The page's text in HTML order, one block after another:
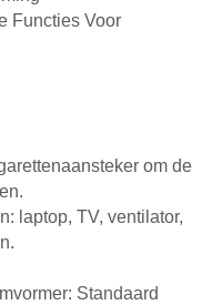
Functies Voor
om de
laptop, TV, ventilator,
Standaard